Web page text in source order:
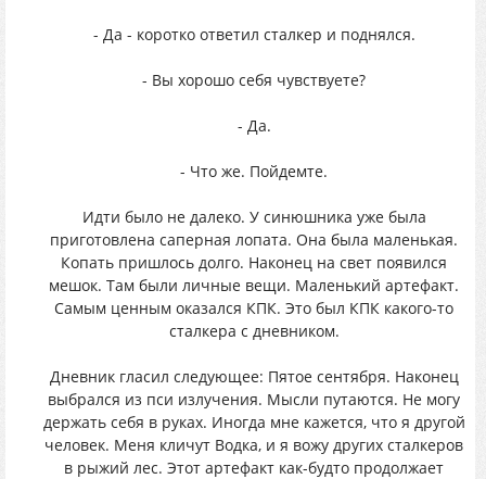
- Да - коротко ответил сталкер и поднялся.
- Вы хорошо себя чувствуете?
- Да.
- Что же. Пойдемте.
Идти было не далеко. У синюшника уже была
приготовлена саперная лопата. Она была маленькая.
Копать пришлось долго. Наконец на свет появился
мешок. Там были личные вещи. Маленький артефакт.
Самым ценным оказался КПК. Это был КПК какого-то
сталкера с дневником.
Дневник гласил следующее: Пятое сентября. Наконец
выбрался из пси излучения. Мысли путаются. Не могу
держать себя в руках. Иногда мне кажется, что я другой
человек. Меня кличут Водка, и я вожу других сталкеров
в рыжий лес. Этот артефакт как-будто продолжает